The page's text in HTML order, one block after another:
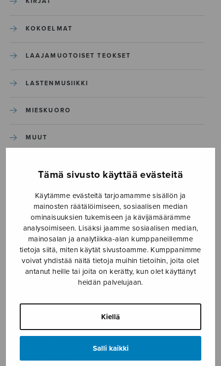
Tämä sivusto käyttää evästeitä
Käytämme evästeitä tarjoamamme sisällön ja
mainosten räätälöimiseen, sosiaalisen median
ominaisuuksien tukemiseen ja kävijämäärämme
analysoimiseen. Lisäksi jaamme sosiaalisen median,
mainosalan ja analytiikka-alan kumppaneillemme
tietoja siitä, miten käytät sivustoamme. Kumppanimme
voivat yhdistää näitä tietoja muihin tietoihin, joita olet
antanut heille tai joita on kerätty, kun olet käyttänyt
heidän palvelujaan.
Kiellä
Salli kaikki
KOKOELMAT
LAAJAMUOTOISET TEOKSET
LASTENMUSIIKKI
MIESKUORO
MUUT
SEKAKUORO
SOITINKOULUT JA OPPAAT
SOITINMUSIIKKI
YKSINLAULU
YLEINEN
Sulasol nuottikauppa
Myymälä avoinna